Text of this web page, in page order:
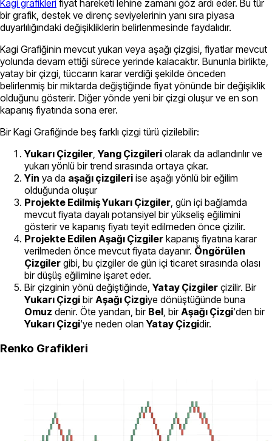
Kagi grafikleri fiyat hareketi lehine zamanı göz ardı eder. Bu tür
bir grafik, destek ve direnç seviyelerinin yanı sıra piyasa
duyarlılığındaki değişikliklerin belirlenmesinde faydalıdır.
Kagi Grafiğinin mevcut yukarı veya aşağı çizgisi, fiyatlar mevcut
yolunda devam ettiği sürece yerinde kalacaktır. Bununla birlikte,
yatay bir çizgi, tüccarın karar verdiği şekilde önceden
belirlenmiş bir miktarda değiştiğinde fiyat yönünde bir değişiklik
olduğunu gösterir. Diğer yönde yeni bir çizgi oluşur ve en son
kapanış fiyatında sona erer.
Bir Kagi Grafiğinde beş farklı çizgi türü çizilebilir:
Yukarı Çizgiler, Yang Çizgileri olarak da adlandırılır ve
yukarı yönlü bir trend sırasında ortaya çıkar.
Yin ya da aşağı çizgileri ise aşağı yönlü bir eğilim
olduğunda oluşur
Projekte Edilmiş Yukarı Çizgiler, gün içi bağlamda
mevcut fiyata dayalı potansiyel bir yükseliş eğilimini
gösterir ve kapanış fiyatı teyit edilmeden önce çizilir.
Projekte Edilen Aşağı Çizgiler kapanış fiyatına karar
verilmeden önce mevcut fiyata dayanır. Öngörülen
Çizgiler gibi, bu çizgiler de gün içi ticaret sırasında olası
bir düşüş eğilimine işaret eder.
Bir çizginin yönü değiştiğinde, Yatay Çizgiler çizilir. Bir
Yukarı Çizgi birAşağı Çizgiye dönüştüğünde buna
Omuz denir. Öte yandan, bir Bel, birAşağı Çizgi‘den bir
Yukarı Çizgi‘ye neden olan Yatay Çizgidir.
Renko Grafikleri